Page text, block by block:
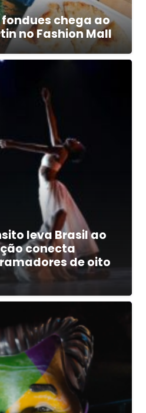
chega ao
no Fashion Mall
leva Brasil ao
conecta
de oito